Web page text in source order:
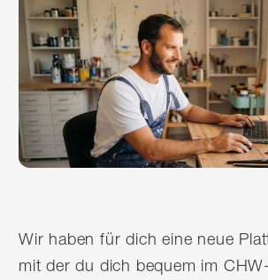
Wir haben für dich eine neue
mit der du dich bequem im